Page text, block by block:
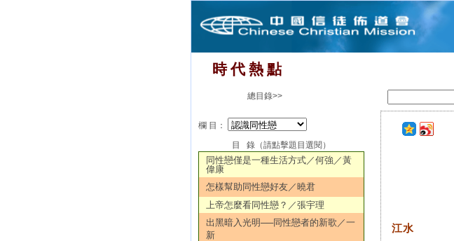
時 代 熱 點
總目錄>>
欄 目：
目 錄（請點擊題目選閱）
同性戀僅是一種生活方式／何強／黃
偉康
怎樣幫助同性戀好友／曉君
上帝怎麼看同性戀？／張宇理
出黑暗入光明──同性戀者的新歌／一
新
江水